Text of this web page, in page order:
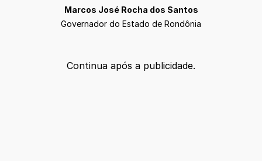
Marcos José Rocha dos Santos
Governador do Estado de Rondônia
Continua após a publicidade.